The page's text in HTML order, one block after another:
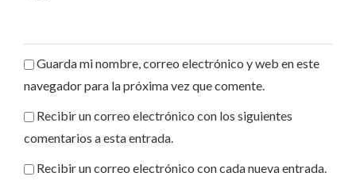
Guarda mi nombre, correo electrónico y web en este
navegador para la próxima vez que comente.
Recibir un correo electrónico con los siguientes
comentarios a esta entrada.
Recibir un correo electrónico con cada nueva entrada.